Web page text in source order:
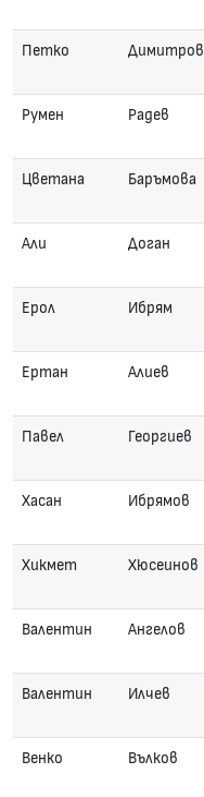
Петко Димитров
Румен Радев
Цветана Баръмова
Али Доган
Ерол Ибрям
Ертан Алиев
Павел Георгиев
Хасан Ибрямов
Хикмет Хюсеинов
Валентин Ангелов
Валентин Илчев
Венко Вълков